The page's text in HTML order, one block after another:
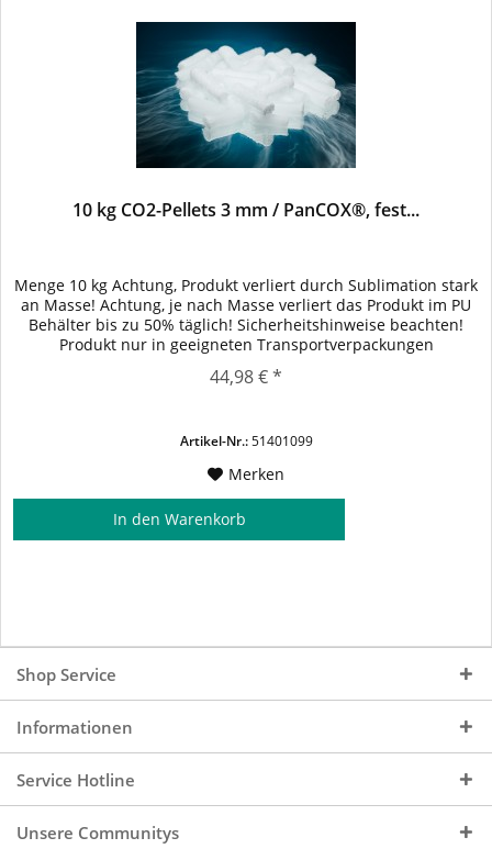
10 kg CO2-Pellets 3 mm / PanCOX®, fest...
Menge 10 kg Achtung, Produkt verliert durch Sublimation stark
an Masse! Achtung, je nach Masse verliert das Produkt im PU
Behälter bis zu 50% täglich! Sicherheitshinweise beachten!
Produkt nur in geeigneten Transportverpackungen
transportieren. Anwendungen: - Kühlmittel bei Medizin- oder
Lebensmittelprodukten. - Verwendung zum
44,98 € *
Artikel-Nr.:51401099
Merken
In den Warenkorb
Shop Service
Informationen
Service Hotline
Unsere Communitys